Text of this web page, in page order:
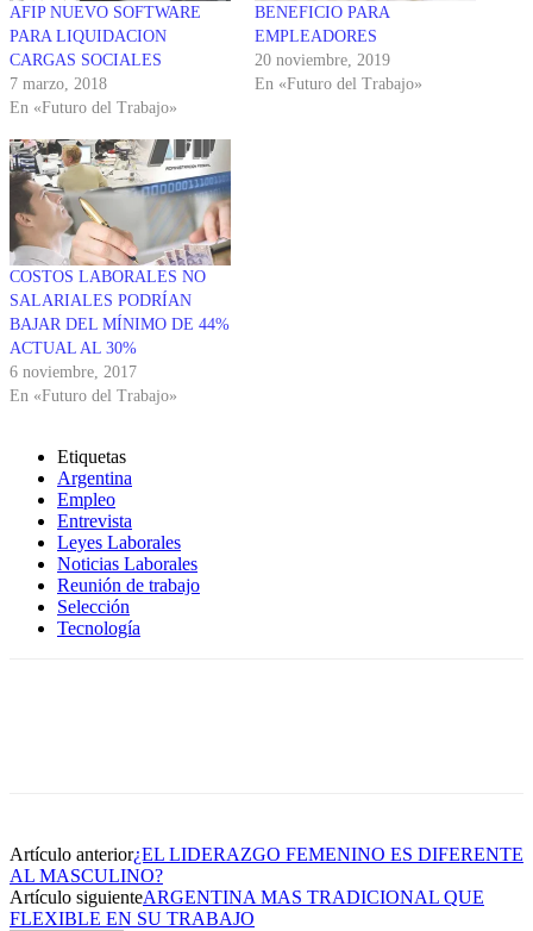
AFIP NUEVO SOFTWARE
PARA LIQUIDACION
CARGAS SOCIALES
7 marzo, 2018
En «Futuro del Trabajo»
BENEFICIO PARA
EMPLEADORES
20 noviembre, 2019
En «Futuro del Trabajo»
COSTOS LABORALES NO
SALARIALES PODRÍAN
BAJAR DEL MÍNIMO DE 44%
ACTUAL AL 30%
6 noviembre, 2017
En «Futuro del Trabajo»
Etiquetas
Argentina
Empleo
Entrevista
Leyes Laborales
Noticias Laborales
Reunión de trabajo
Selección
Tecnología
Artículo anterior¿EL LIDERAZGO FEMENINO ES DIFERENTE
AL MASCULINO?
Artículo siguienteARGENTINA MAS TRADICIONAL QUE
FLEXIBLE EN SU TRABAJO